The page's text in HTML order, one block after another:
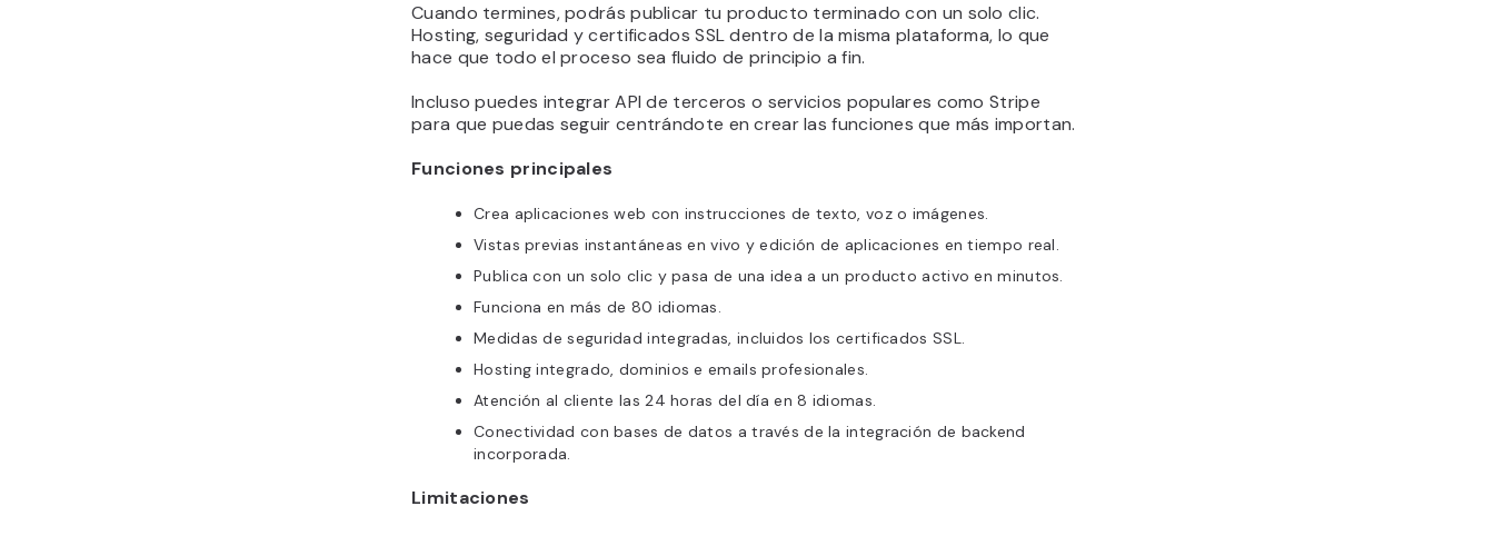
Cuando termines, podrás publicar tu producto terminado con un solo clic.
Hosting, seguridad y certificados SSL dentro de la misma plataforma, lo que
hace que todo el proceso sea fluido de principio a fin.
Incluso puedes integrar API de terceros o servicios populares como Stripe
para que puedas seguir centrándote en crear las funciones que más importan.
Funciones principales
Crea aplicaciones web con instrucciones de texto, voz o imágenes.
Vistas previas instantáneas en vivo y edición de aplicaciones en tiempo real.
Publica con un solo clic y pasa de una idea a un producto activo en minutos.
Funciona en más de 80 idiomas.
Medidas de seguridad integradas, incluidos los certificados SSL.
Hosting integrado, dominios e emails profesionales.
Atención al cliente las 24 horas del día en 8 idiomas.
Conectividad con bases de datos a través de la integración de backend
incorporada.
Limitaciones